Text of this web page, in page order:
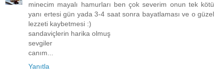
minecim mayalı hamurları ben çok severim onun tek kötü
yanı ertesi gün yada 3-4 saat sonra bayatlaması ve o güzel
lezzeti kaybetmesi :)
sandaviçlerin harika olmuş
sevgiler
canım...
Yanıtla